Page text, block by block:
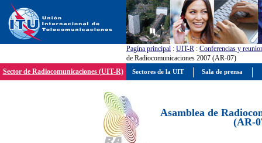
Pagína principal : UIT-R : Conferencias y
de Radiocomunicaciones 2007 (AR-07)
Sector de Radiocomunicaciones (UIT-R)
Asamblea de
(AR-
Sectores de la UIT Sala de prensa